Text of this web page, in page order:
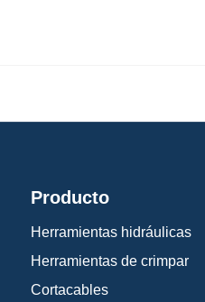
Producto
Herramientas hidráulicas
Herramientas de crimpar
Cortacables